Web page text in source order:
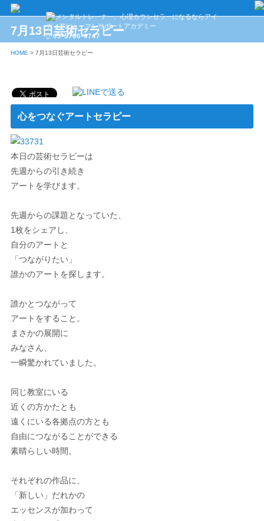
03-5766-4747
7月13日芸術セラピー
HOME > 7月13日芸術セラピー
心をつなぐアートセラピー
本日の芸術セラピーは
先週からの引き続き
アートを学びます。
先週からの課題となっていた、
1枚をシェアし、
自分のアートと
「つながりたい」
誰かのアートを探します。
誰かとつながって
アートをすること。
まさかの展開に
みなさん、
一瞬驚かれていました。
同じ教室にいる
近くの方かたとも
遠くにいる各拠点の方とも
自由につながることができる
素晴らしい時間。
それぞれの作品に、
「新しい」だれかの
エッセンスが加わって